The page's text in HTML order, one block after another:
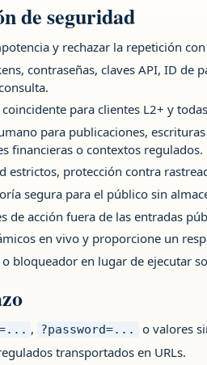
de seguridad
y rechazar la repetición
contraseñas, claves API, ID
para clientes L2+ y
para publicaciones,
financieras o contextos regulados.
estrictos, protección contra
segura para el público sin
de acción fuera de las entradas
en vivo y proporcione un
bloqueador en lugar de ejecutar
, ?password=...
o valores
transportados en URLs.